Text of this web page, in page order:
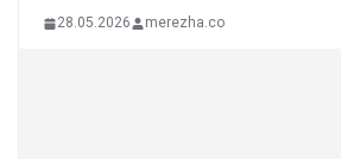
28.05.2026 merezha.co